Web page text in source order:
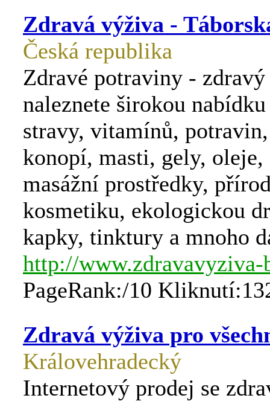
Zdravá výživa -
Česká republika
Zdravé potraviny -
naleznete širokou
stravy, vitamínů,
konopí, masti, gely,
masážní prostředky,
kosmetiku, ekologickou
kapky, tinktury a mnoho
http://www.zdravavyziva-
PageRank:/10
Zdravá výživa pro
Královehradecký
Internetový prodej se